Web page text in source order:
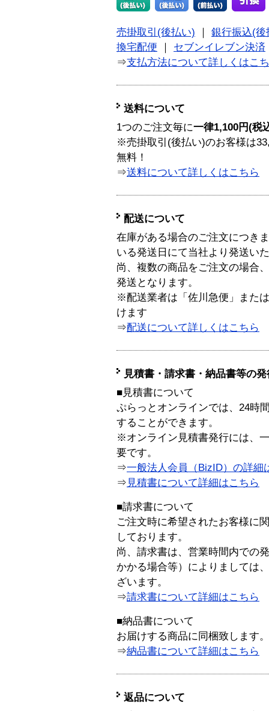
売掛取引(後払い)
銀行振込(後
換宅配便
セブンイレブン決済
⇒支払方法について詳しくはこ
送料について
1つのご注文毎に一律1,100円(税
※売掛取引(後払い)のお客様は
無料！
⇒送料について詳しくはこちら
配送について
在庫がある場合のご注文につき
いる発送日にて当社より発送い
尚、複数の商品をご注文の場合
発送となります。
※配送業者は「佐川急便」また
けます
⇒配送について詳しくはこちら
見積書・請求書・納品書等の
■見積書について
ぷらっとオンラインでは、24時
することができます。
※オンライン見積書発行には、
要です。
⇒一般法人会員（BizID）の詳細
⇒ 見積書について詳細はこちら
■請求書について
ご注文時に希望されたお客様に
しております。
尚、請求書は、営業時間内での
かかる場合等）によりましては
ざいます。
⇒請求書について詳細はこちら
■納品書について
お届けする商品に同梱致します。
⇒納品書について詳細はこちら
返品について